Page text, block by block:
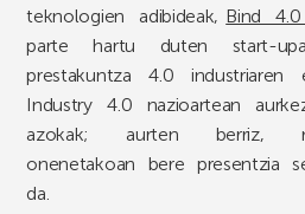
teknologien adibideak, Bind
parte hartu duten start-
prestakuntza 4.0 industriaren
Industry 4.0 nazioartean
azokak; aurten berriz,
onenetakoan bere presentzia
da.